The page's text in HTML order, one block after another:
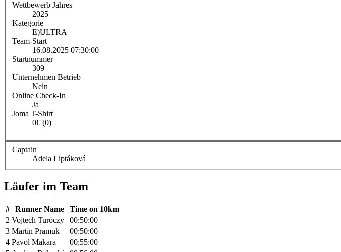
Wettbewerb Jahres
2025
Kategorie
E)ULTRA
Team-Start
16.08.2025 07:30:00
Startnummer
309
Unternehmen Betrieb
Nein
Online Check-In
Ja
Joma T-Shirt
0€ (0)
Captain
Adela Liptáková
Läufer im Team
# Runner Name
Time on 10km
2 Vojtech Turóczy
00:50:00
3 Martin Pramuk
00:50:00
4 Pavol Makara
00:55:00